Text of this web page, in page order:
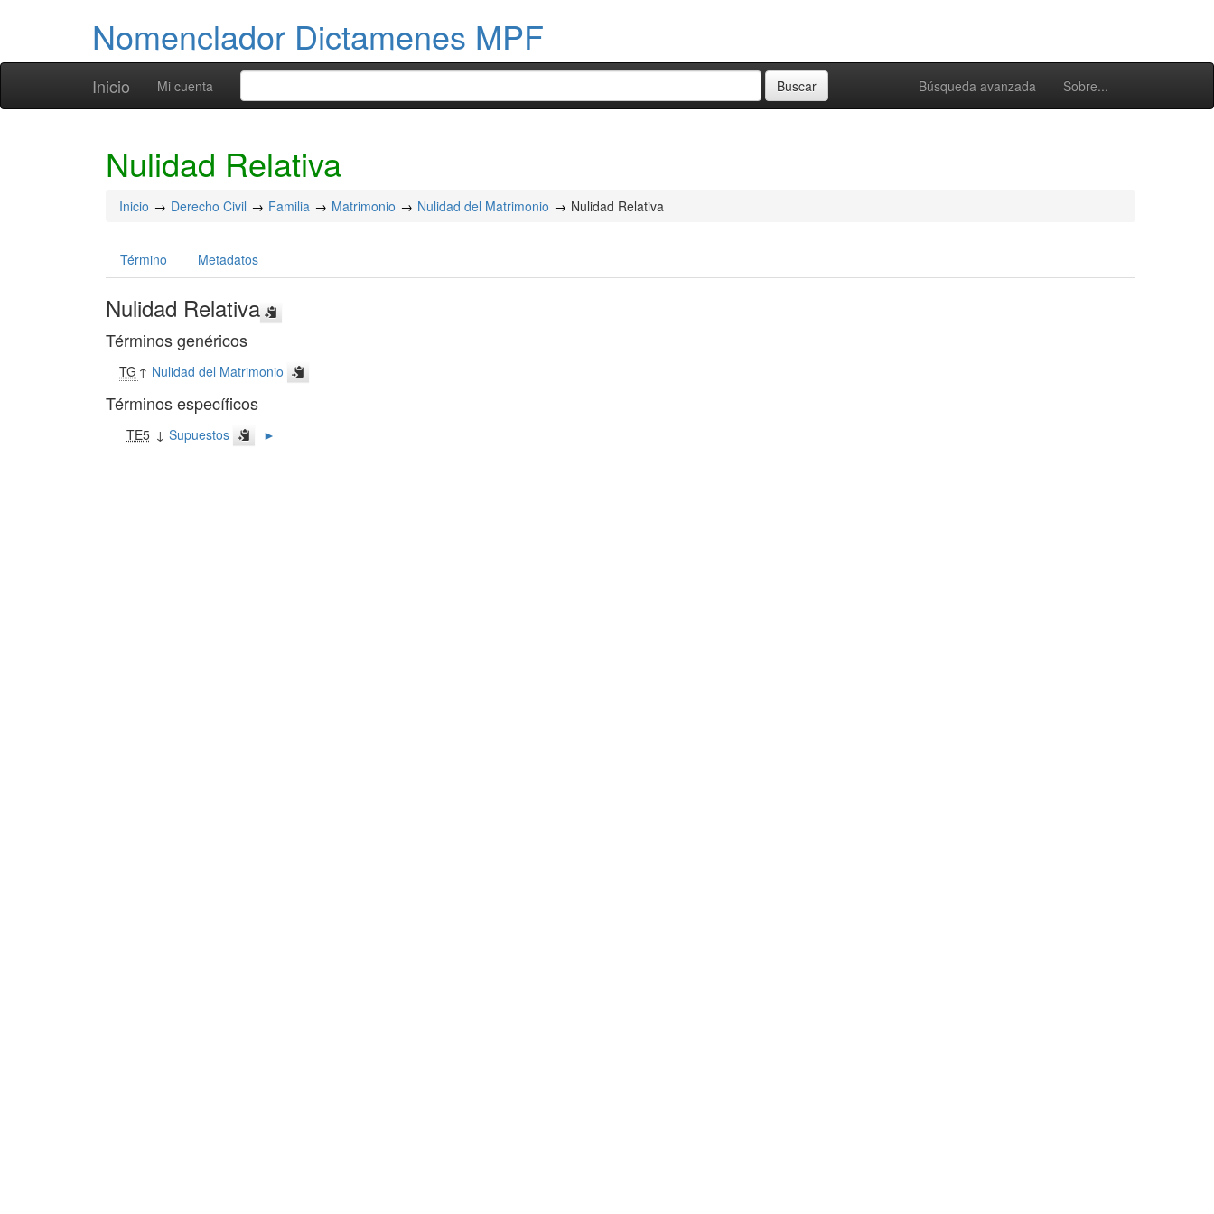
Nomenclador Dictamenes MPF
Inicio Búsqueda avanzada Sobre...
Mi cuenta
Nulidad Relativa
Inicio Derecho Civil Familia Matrimonio Nulidad del Matrimonio Nulidad Relativa
Término Metadatos
Nulidad Relativa
Términos genéricos
TG ↑ Nulidad del Matrimonio
Términos específicos
TE5 ↓ Supuestos ►